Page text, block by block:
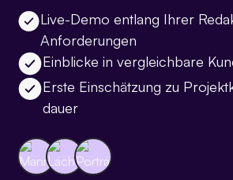
Live-Demo entlang Ihrer
Anforderungen
Einblicke in vergleichbare
Erste Einschätzung zu
dauer